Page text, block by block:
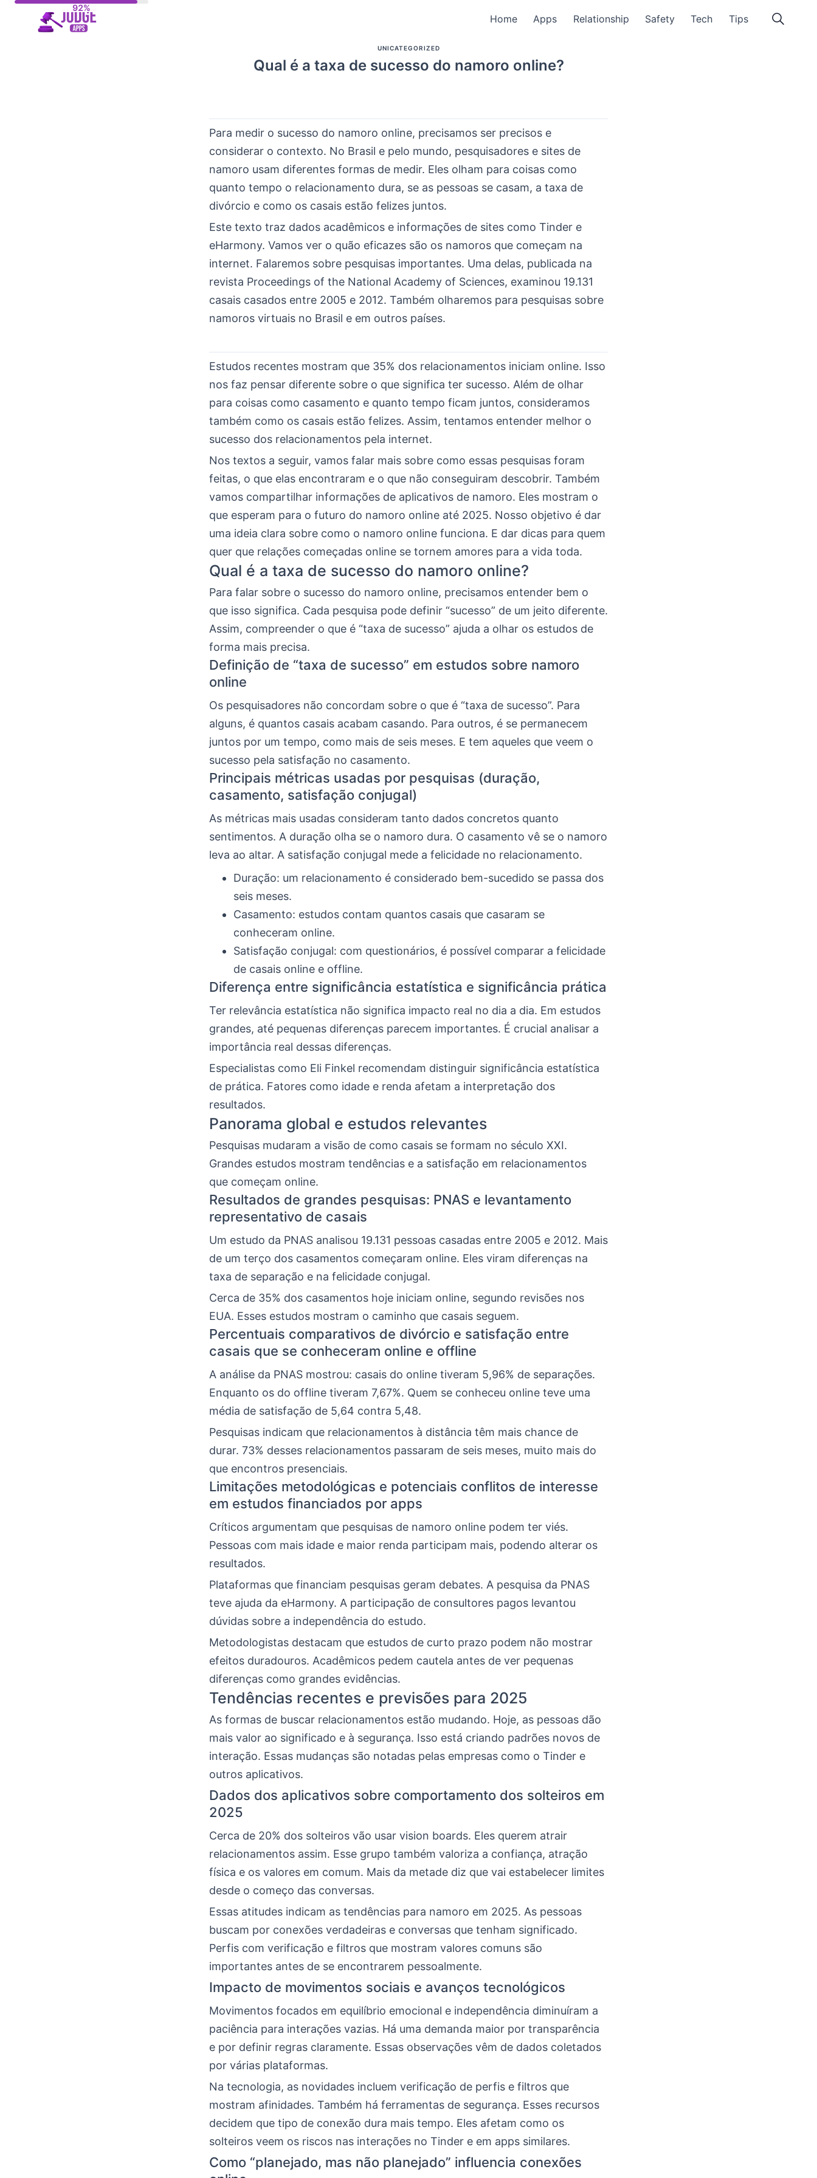
Home Apps Relationship Safety Tech Tips
UNICATEGORIZED
Qual é a taxa de sucesso do namoro online?
Para medir o sucesso do namoro online, precisamos ser precisos e
considerar o contexto. No Brasil e pelo mundo, pesquisadores e sites de
namoro usam diferentes formas de medir. Eles olham para coisas como
quanto tempo o relacionamento dura, se as pessoas se casam, a taxa de
divórcio e como os casais estão felizes juntos.
Este texto traz dados acadêmicos e informações de sites como Tinder e
eHarmony. Vamos ver o quão eficazes são os namoros que começam na
internet. Falaremos sobre pesquisas importantes. Uma delas, publicada na
revista Proceedings of the National Academy of Sciences, examinou 19.131
casais casados entre 2005 e 2012. Também olharemos para pesquisas sobre
namoros virtuais no Brasil e em outros países.
Estudos recentes mostram que 35% dos relacionamentos iniciam online. Isso
nos faz pensar diferente sobre o que significa ter sucesso. Além de olhar
para coisas como casamento e quanto tempo ficam juntos, consideramos
também como os casais estão felizes. Assim, tentamos entender melhor o
sucesso dos relacionamentos pela internet.
Nos textos a seguir, vamos falar mais sobre como essas pesquisas foram
feitas, o que elas encontraram e o que não conseguiram descobrir. Também
vamos compartilhar informações de aplicativos de namoro. Eles mostram o
que esperam para o futuro do namoro online até 2025. Nosso objetivo é dar
uma ideia clara sobre como o namoro online funciona. E dar dicas para quem
quer que relações começadas online se tornem amores para a vida toda.
Qual é a taxa de sucesso do namoro online?
Para falar sobre o sucesso do namoro online, precisamos entender bem o
que isso significa. Cada pesquisa pode definir “sucesso” de um jeito diferente.
Assim, compreender o que é “taxa de sucesso” ajuda a olhar os estudos de
forma mais precisa.
Definição de “taxa de sucesso” em estudos sobre namoro
online
Os pesquisadores não concordam sobre o que é “taxa de sucesso”. Para
alguns, é quantos casais acabam casando. Para outros, é se permanecem
juntos por um tempo, como mais de seis meses. E tem aqueles que veem o
sucesso pela satisfação no casamento.
Principais métricas usadas por pesquisas (duração,
casamento, satisfação conjugal)
As métricas mais usadas consideram tanto dados concretos quanto
sentimentos. A duração olha se o namoro dura. O casamento vê se o namoro
leva ao altar. A satisfação conjugal mede a felicidade no relacionamento.
Duração: um relacionamento é considerado bem-sucedido se passa dos
seis meses.
Casamento: estudos contam quantos casais que casaram se
conheceram online.
Satisfação conjugal: com questionários, é possível comparar a felicidade
de casais online e offline.
Diferença entre significância estatística e significância prática
Ter relevância estatística não significa impacto real no dia a dia. Em estudos
grandes, até pequenas diferenças parecem importantes. É crucial analisar a
importância real dessas diferenças.
Especialistas como Eli Finkel recomendam distinguir significância estatística
de prática. Fatores como idade e renda afetam a interpretação dos
resultados.
Panorama global e estudos relevantes
Pesquisas mudaram a visão de como casais se formam no século XXI.
Grandes estudos mostram tendências e a satisfação em relacionamentos
que começam online.
Resultados de grandes pesquisas: PNAS e levantamento
representativo de casais
Um estudo da PNAS analisou 19.131 pessoas casadas entre 2005 e 2012. Mais
de um terço dos casamentos começaram online. Eles viram diferenças na
taxa de separação e na felicidade conjugal.
Cerca de 35% dos casamentos hoje iniciam online, segundo revisões nos
EUA. Esses estudos mostram o caminho que casais seguem.
Percentuais comparativos de divórcio e satisfação entre
casais que se conheceram online e offline
A análise da PNAS mostrou: casais do online tiveram 5,96% de separações.
Enquanto os do offline tiveram 7,67%. Quem se conheceu online teve uma
média de satisfação de 5,64 contra 5,48.
Pesquisas indicam que relacionamentos à distância têm mais chance de
durar. 73% desses relacionamentos passaram de seis meses, muito mais do
que encontros presenciais.
Limitações metodológicas e potenciais conflitos de interesse
em estudos financiados por apps
Críticos argumentam que pesquisas de namoro online podem ter viés.
Pessoas com mais idade e maior renda participam mais, podendo alterar os
resultados.
Plataformas que financiam pesquisas geram debates. A pesquisa da PNAS
teve ajuda da eHarmony. A participação de consultores pagos levantou
dúvidas sobre a independência do estudo.
Metodologistas destacam que estudos de curto prazo podem não mostrar
efeitos duradouros. Acadêmicos pedem cautela antes de ver pequenas
diferenças como grandes evidências.
Tendências recentes e previsões para 2025
As formas de buscar relacionamentos estão mudando. Hoje, as pessoas dão
mais valor ao significado e à segurança. Isso está criando padrões novos de
interação. Essas mudanças são notadas pelas empresas como o Tinder e
outros aplicativos.
Dados dos aplicativos sobre comportamento dos solteiros em
2025
Cerca de 20% dos solteiros vão usar vision boards. Eles querem atrair
relacionamentos assim. Esse grupo também valoriza a confiança, atração
física e os valores em comum. Mais da metade diz que vai estabelecer limites
desde o começo das conversas.
Essas atitudes indicam as tendências para namoro em 2025. As pessoas
buscam por conexões verdadeiras e conversas que tenham significado.
Perfis com verificação e filtros que mostram valores comuns são
importantes antes de se encontrarem pessoalmente.
Impacto de movimentos sociais e avanços tecnológicos
Movimentos focados em equilíbrio emocional e independência diminuíram a
paciência para interações vazias. Há uma demanda maior por transparência
e por definir regras claramente. Essas observações vêm de dados coletados
por várias plataformas.
Na tecnologia, as novidades incluem verificação de perfis e filtros que
mostram afinidades. Também há ferramentas de segurança. Esses recursos
decidem que tipo de conexão dura mais tempo. Eles afetam como os
solteiros veem os riscos nas interações no Tinder e em apps similares.
Como “planejado, mas não planejado” influencia conexões